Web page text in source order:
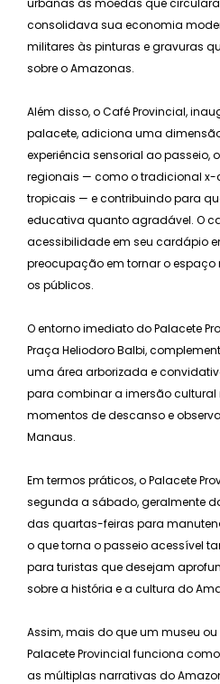
urbanas às moedas que
consolidava sua economia
militares às pinturas e gravuras
sobre o Amazonas.
Além disso, o Café Provincial,
palacete, adiciona uma
experiência sensorial ao passeio,
regionais — como o tradicional x-
tropicais — e contribuindo para
educativa quanto agradável. O
acessibilidade em seu cardápio
preocupação em tornar o
os públicos.
O entorno imediato do Palacete
Praça Heliodoro Balbi,
uma área arborizada e
para combinar a imersão cultural
momentos de descanso e
Manaus.
Em termos práticos, o Palacete
segunda a sábado, geralmente
das quartas-feiras para
o que torna o passeio acessível
para turistas que desejam
sobre a história e a cultura do
Assim, mais do que um museu
Palacete Provincial funciona
as múltiplas narrativas do